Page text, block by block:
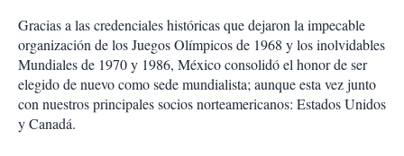
Gracias a las credenciales históricas que dejaron la impecable
organización de los Juegos Olímpicos de 1968 y los inolvidables
Mundiales de 1970 y 1986, México consolidó el honor de ser
elegido de nuevo como sede mundialista; aunque esta vez junto
con nuestros principales socios norteamericanos: Estados Unidos
y Canadá.